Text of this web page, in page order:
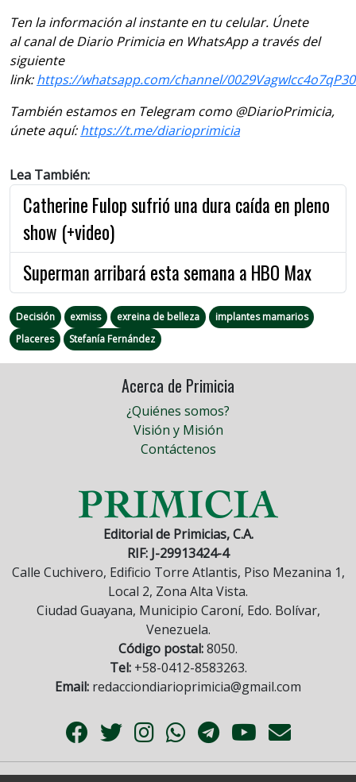
Ten la información al instante en tu celular. Únete
al canal de Diario Primicia en WhatsApp a través del
siguiente
link:https://whatsapp.com/channel/
También estamos en Telegram como @DiarioPrimicia,
únete aquí:https://t.me/diarioprimicia
Lea También:
Catherine Fulop sufrió una dura caída en pleno
show (+video)
Superman arribará esta semana a HBO Max
Decisión exmiss exreina de belleza
implantes mamarios
Placeres
Stefanía Fernández
Acerca de Primicia
¿Quiénes somos?
Visión y Misión
Contáctenos
Editorial de Primicias, C.A.
RIF: J-29913424-4
Calle Cuchivero, Edificio Torre Atlantis, Piso Mezanina 1,
Local 2, Zona Alta Vista.
Ciudad Guayana, Municipio Caroní, Edo. Bolívar,
Venezuela.
Código postal:8050.
Tel:+58-0412-8583263.
Email: redacciondiarioprimicia@gmail.com